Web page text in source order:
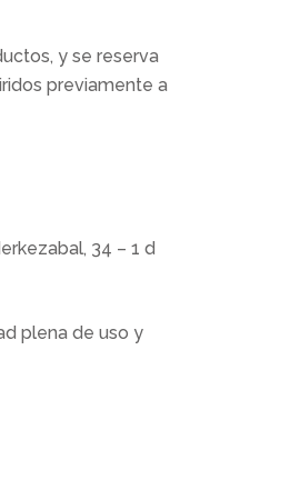
y se reserva
previamente a
34 – 1 d
plena de uso y